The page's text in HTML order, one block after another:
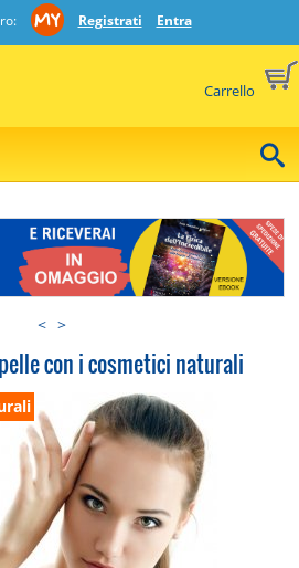
Registrati Entra
Carrello
< >
con i cosmetici naturali